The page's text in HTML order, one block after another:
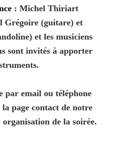
: Michel Thiriart
Grégoire (guitare) et
et les musiciens
sont invités à apporter
email ou téléphone
page contact de notre
de la soirée.